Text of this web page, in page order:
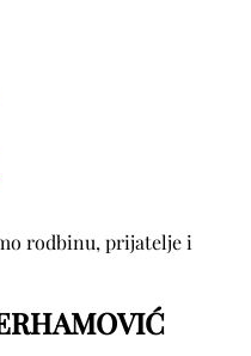
rodbinu, prijatelje i